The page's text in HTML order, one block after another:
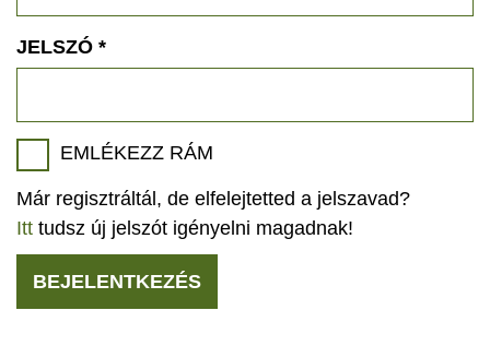
GEOPARKOK
JELSZÓ *
EMLÉKEZZ RÁM
Már regisztráltál, de elfelejtetted a jelszavad?
Itt tudsz új jelszót igényelni magadnak!
BEJELENTKEZÉS